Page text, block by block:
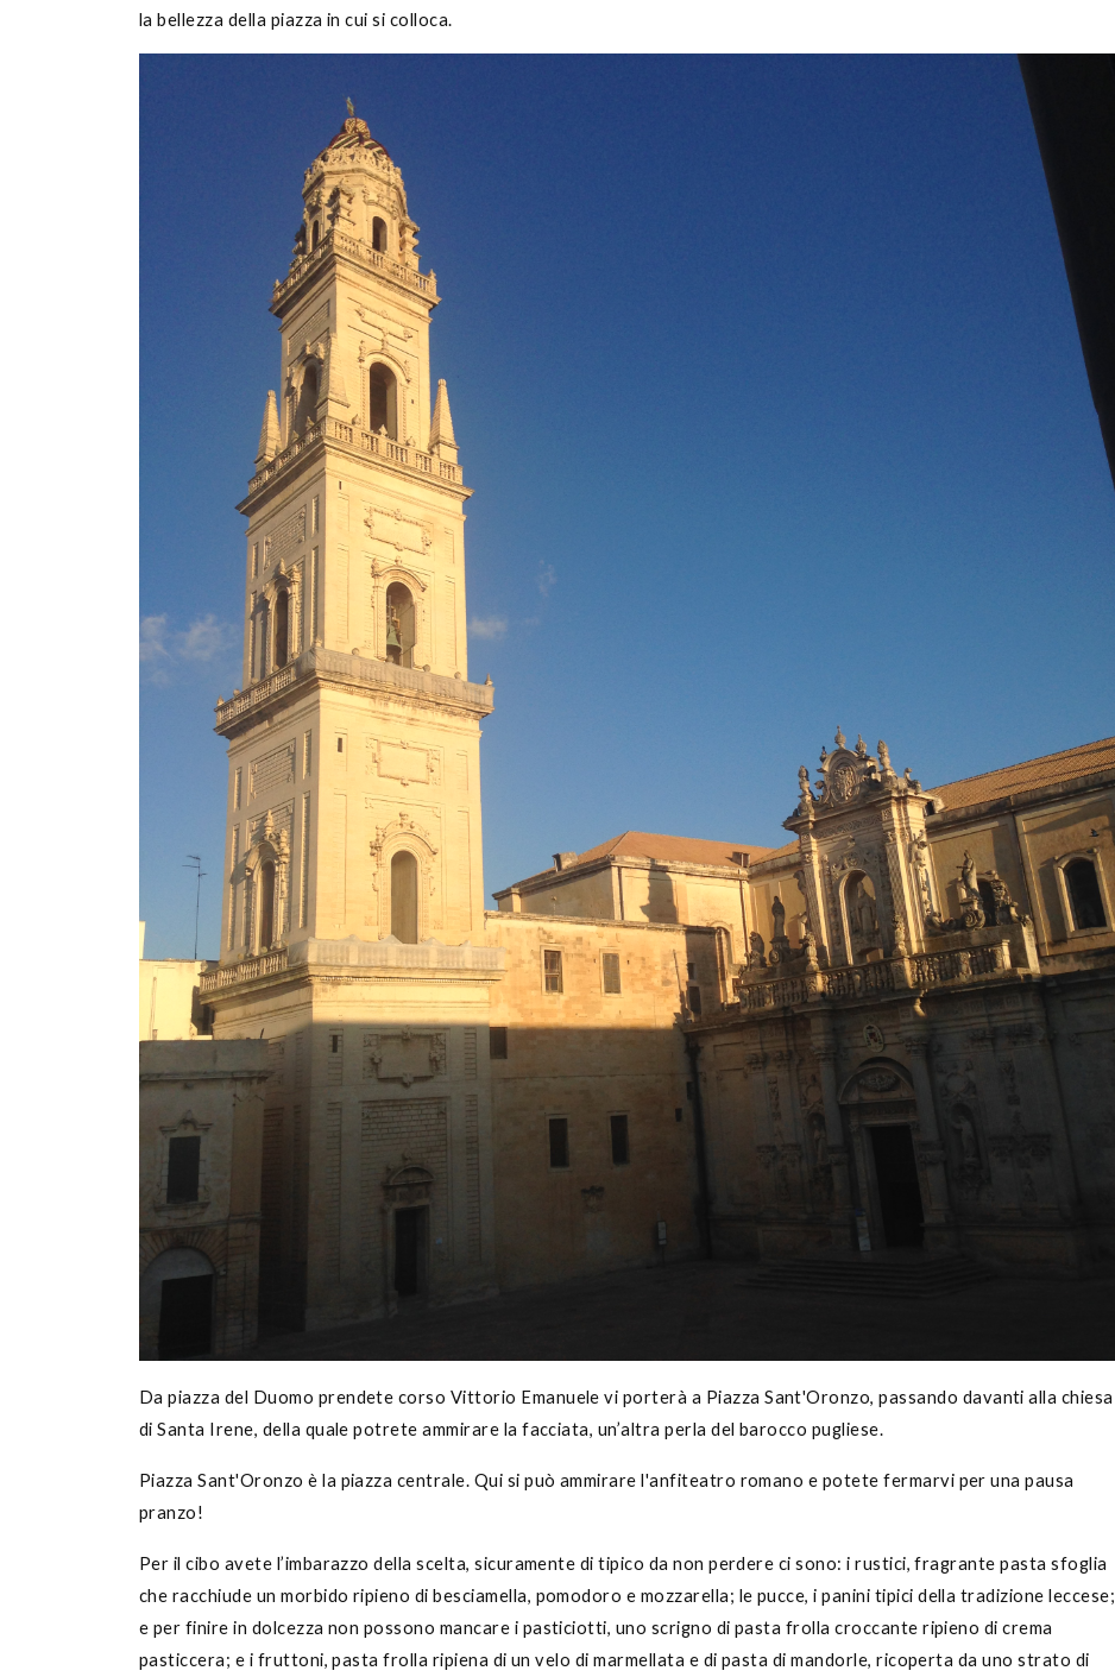
la bellezza della piazza in cui si colloca.
Da piazza del Duomo prendete corso Vittorio Emanuele vi porterà a Piazza Sant'Oronzo, passando davanti alla chiesa
di Santa Irene, della quale potrete ammirare la facciata, un’altra perla del barocco pugliese.
Piazza Sant'Oronzo è la piazza centrale. Qui si può ammirare l'anfiteatro romano e potete fermarvi per una pausa
pranzo!
Per il cibo avete l’imbarazzo della scelta, sicuramente di tipico da non perdere ci sono: i rustici, fragrante pasta sfoglia
che racchiude un morbido ripieno di besciamella, pomodoro e mozzarella; le pucce, i panini tipici della tradizione leccese;
e per finire in dolcezza non possono mancare i pasticiotti, uno scrigno di pasta frolla croccante ripieno di crema
pasticcera; e i fruttoni, pasta frolla ripiena di un velo di marmellata e di pasta di mandorle, ricoperta da uno strato di